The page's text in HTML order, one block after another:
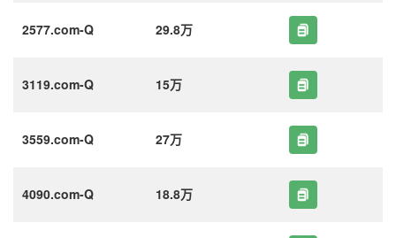
2577.com-Q 29.8万
3119.com-Q 15万
3559.com-Q 27万
4090.com-Q 18.8万